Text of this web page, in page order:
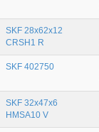
SKF 28x62x12
CRSH1 R
SKF 402750
SKF 32x47x6
HMSA10 V